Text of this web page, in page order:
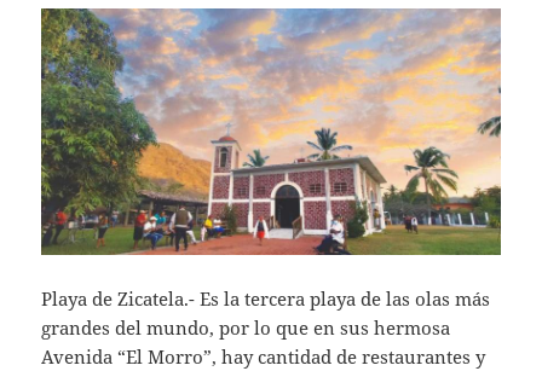
Playa de Zicatela.- Es la tercera playa de las olas más
grandes del mundo, por lo que en sus hermosa
Avenida “El Morro”, hay cantidad de restaurantes y